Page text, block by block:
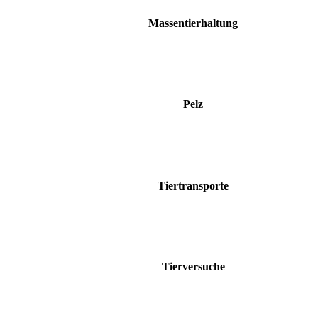
Massentierhaltung
Pelz
Tiertransporte
Tierversuche